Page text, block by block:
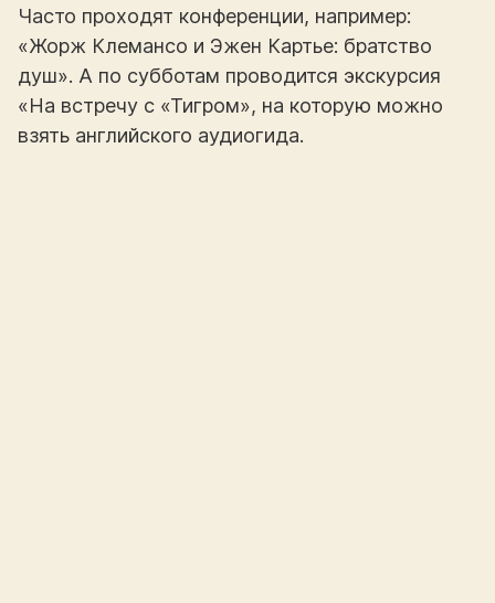
Часто проходят конференции, например:
«Жорж Клемансо и Эжен Картье: братство
душ». А по субботам проводится экскурсия
«На встречу с «Тигром», на которую можно
взять английского аудиогида.